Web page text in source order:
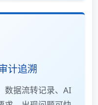
计追溯
数据流转记录、AI